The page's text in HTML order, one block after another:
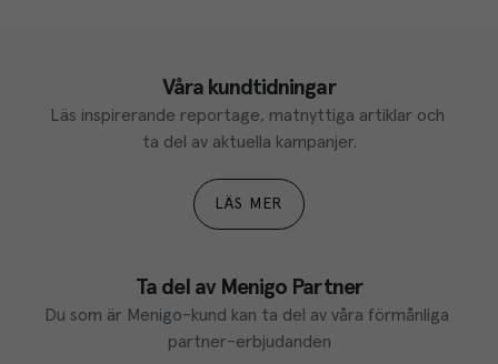
Våra kundtidningar
Läs inspirerande reportage, matnyttiga artiklar och
ta del av aktuella kampanjer.
LÄS MER
Ta del av Menigo Partner
Du som är Menigo-kund kan ta del av våra förmånliga
partner-erbjudanden